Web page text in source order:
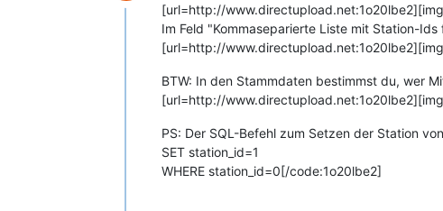
[url=http://
Im Feld "Kommaseparierte Liste mit Station-
[url=http://
BTW: In den Stammdaten bestimmst du, wer
[url=http://
PS: Der SQL-Befehl zum Setzen der Station
SET station_id=1
WHERE station_id=0[/code:1o20lbe2]